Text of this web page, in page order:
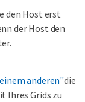
den Host erst
der Host den
anderen"die
Ihres Grids zu